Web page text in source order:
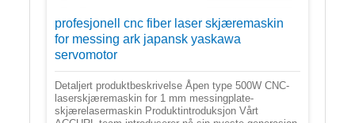
profesjonell cnc fiber laser skjæremaskin
for messing ark japansk yaskawa
servomotor
Detaljert produktbeskrivelse Åpen type 500W CNC-
laserskjæremaskin for 1 mm messingplate-
skjærelasermaskin Produktintroduksjon Vårt